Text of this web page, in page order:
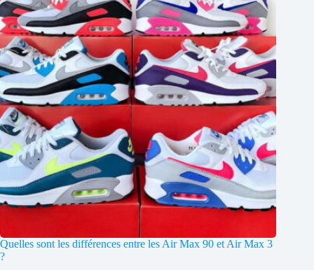
Quelles sont les différences entre les Air Max 90 et Air Max 3
?